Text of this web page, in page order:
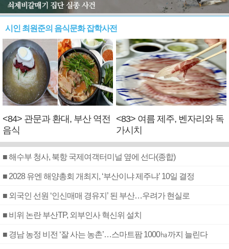
시인 최원준의 음식문화 잡학사전
<84> 관문과 환대, 부산 역전
음식
<83> 여름 제주, 벤자리와 독
가시치
■ 해수부 청사, 북항 국제여객터미널 옆에 선다(종합)
■ 2028 유엔 해양총회 개최지, ‘부산이냐 제주냐’ 10일 결정
■ 외국인 선원 ‘인신매매 경유지’ 된 부산…우려가 현실로
■ 비위 논란 부산TP, 외부인사 혁신위 설치
■ 경남 농정 비전 ‘잘 사는 농촌’…스마트팜 1000㏊까지 늘린다